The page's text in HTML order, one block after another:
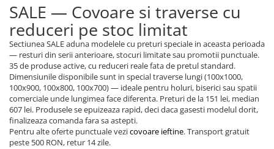
SALE — Covoare si traverse cu
reduceri pe stoc limitat
Sectiunea SALE aduna modelele cu preturi speciale in aceasta perioada
— resturi din serii anterioare, stocuri limitate sau promotii punctuale.
35 de produse active, cu reduceri reale fata de pretul standard.
Dimensiunile disponibile sunt in special traverse lungi (100x1000,
100x900, 100x800, 100x700) — ideale pentru holuri, biserici sau spatii
comerciale unde lungimea face diferenta. Preturi de la 151 lei, median
607 lei. Produsele se epuizeaza rapid, deci daca gasesti modelul dorit,
finalizeaza comanda fara sa astepti.
Pentru alte oferte punctuale vezicovoare ieftine. Transport gratuit
peste 500 RON, retur 14 zile.